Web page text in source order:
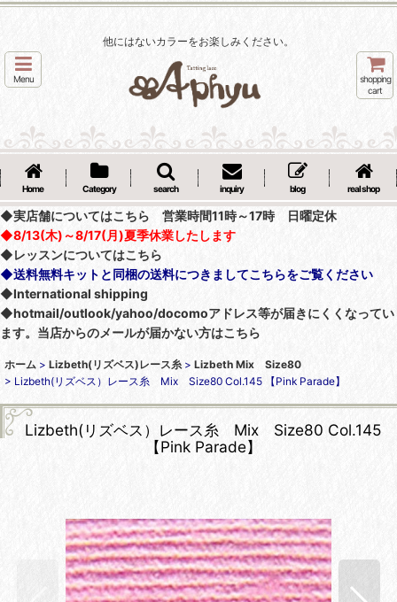
他にはないカラーをお楽しみください。
Menu
shopping
cart
Home Category search inquiry blog real shop
◆実店舗についてはこちら 営業時間11時～17時 日曜定休
◆8/13(木)～8/17(月)夏季休業したします
◆レッスンについてはこちら
◆送料無料キットと同梱の送料につきましてこちらをご覧ください
◆International shipping
◆hotmail/outlook/yahoo/docomoアドレス等が届きにくくなってい
ます。当店からのメールが届かない方はこちら
ホーム > Lizbeth(リズベス)レース糸 > Lizbeth Mix Size80
> Lizbeth(リズベス）レース糸 Mix Size80 Col.145 【Pink Parade】
Lizbeth(リズベス）レース糸 Mix Size80 Col.145
【Pink Parade】